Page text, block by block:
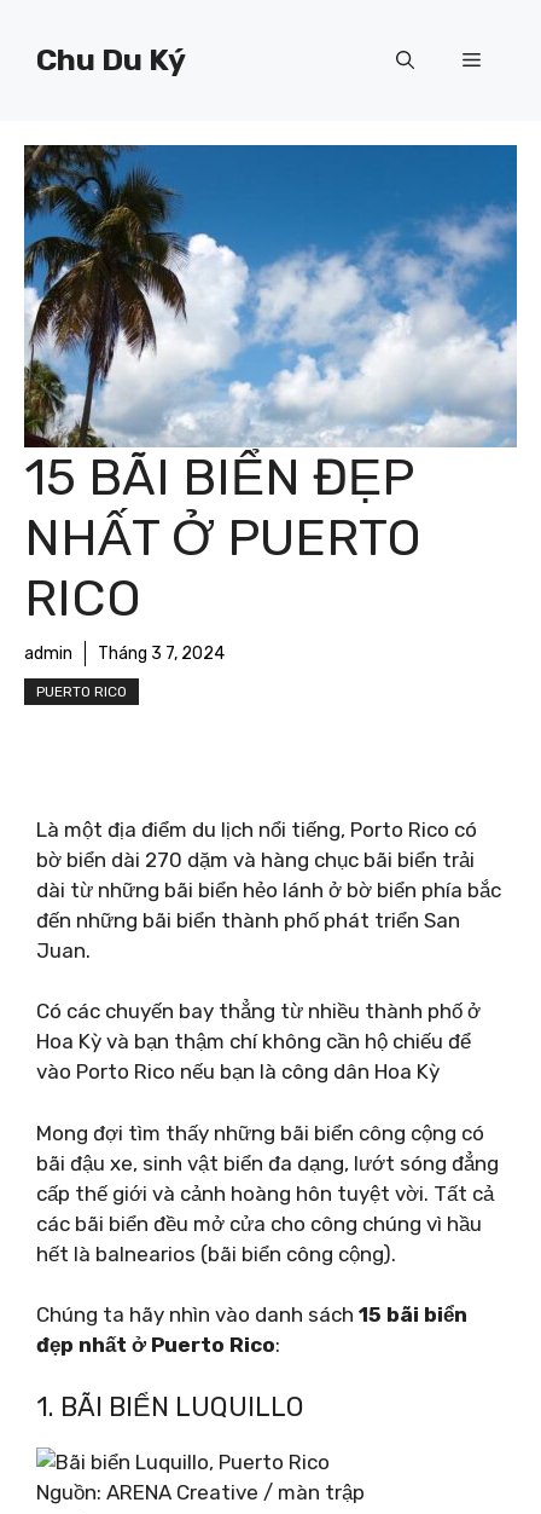
Chu Du Ký Menu
15 BÃI BIỂN ĐẸP
NHẤT Ở PUERTO
RICO
admin Tháng 3 7, 2024
PUERTO RICO
Là một địa điểm du lịch nổi tiếng, Porto Rico có
bờ biển dài 270 dặm và hàng chục bãi biển trải
dài từ những bãi biển hẻo lánh ở bờ biển phía bắc
đến những bãi biển thành phố phát triển San
Juan.
Có các chuyến bay thẳng từ nhiều thành phố ở
Hoa Kỳ và bạn thậm chí không cần hộ chiếu để
vào Porto Rico nếu bạn là công dân Hoa Kỳ
Mong đợi tìm thấy những bãi biển công cộng có
bãi đậu xe, sinh vật biển đa dạng, lướt sóng đẳng
cấp thế giới và cảnh hoàng hôn tuyệt vời. Tất cả
các bãi biển đều mở cửa cho công chúng vì hầu
hết là balnearios (bãi biển công cộng).
Chúng ta hãy nhìn vào danh sách 15 bãi biển
đẹp nhất ở Puerto Rico:
1. BÃI BIỂN LUQUILLO
Nguồn: ARENA Creative / màn trập